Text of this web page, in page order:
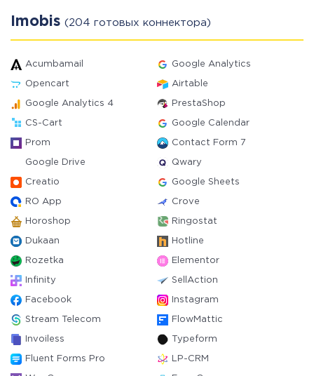
Imobis (204 готовых коннектора)
Acumbamail Google Analytics
Opencart Airtable
Google Analytics 4 PrestaShop
CS-Cart Google Calendar
Prom Contact Form 7
Google Drive Qwary
Creatio Google Sheets
RO App Crove
Horoshop Ringostat
Dukaan Hotline
Rozetka Elementor
Infinity SellAction
Facebook Instagram
Stream Telecom FlowMattic
Invoiless Typeform
Fluent Forms Pro LP-CRM